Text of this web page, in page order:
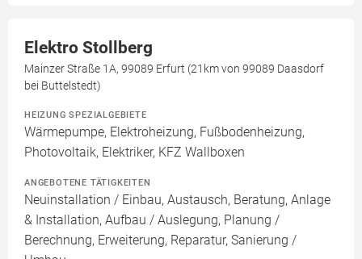
Elektro Stollberg
Mainzer Straße 1A, 99089 Erfurt (21km von 99089 Daasdorf
bei Buttelstedt)
HEIZUNG SPEZIALGEBIETE
Wärmepumpe, Elektroheizung, Fußbodenheizung,
Photovoltaik, Elektriker, KFZ Wallboxen
ANGEBOTENE TÄTIGKEITEN
Neuinstallation / Einbau, Austausch, Beratung, Anlage
& Installation, Aufbau / Auslegung, Planung /
Berechnung, Erweiterung, Reparatur, Sanierung /